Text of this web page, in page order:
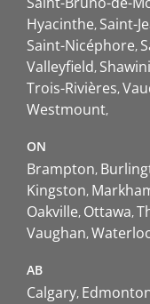
Hyacinthe Saint-
Saint-Nicéphore
Valleyfield
Trois-Rivières
Westmount
ON
Brampton
Kingston
Oakville Ottawa
Vaughan
AB
Calgary